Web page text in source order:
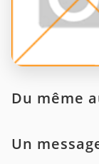
Du même
Un